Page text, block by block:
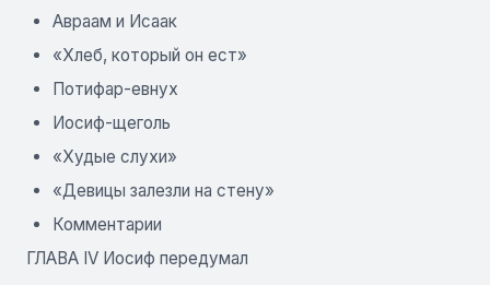
Авраам и Исаак
«Хлеб, который он ест»
Потифар-евнух
Иосиф-щеголь
«Худые слухи»
«Девицы залезли на стену»
Комментарии
ГЛАВА IV Иосиф передумал